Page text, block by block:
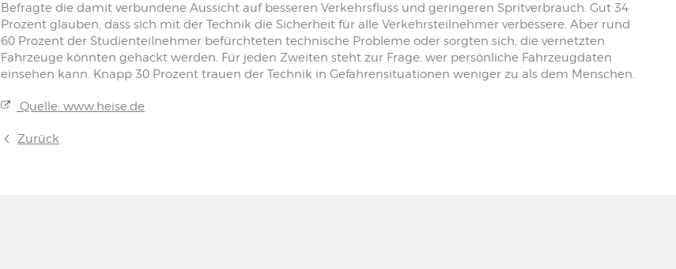
Befragte die damit verbundene Aussicht auf besseren Verkehrsfluss und geringeren Spritverbrauch. Gut 34
Prozent glauben, dass sich mit der Technik die Sicherheit für alle Verkehrsteilnehmer verbessere. Aber rund
60 Prozent der Studienteilnehmer befürchteten technische Probleme oder sorgten sich, die vernetzten
Fahrzeuge könnten gehackt werden. Für jeden Zweiten steht zur Frage, wer persönliche Fahrzeugdaten
einsehen kann. Knapp 30 Prozent trauen der Technik in Gefahrensituationen weniger zu als dem Menschen.
Quelle: www.heise.de
Zurück